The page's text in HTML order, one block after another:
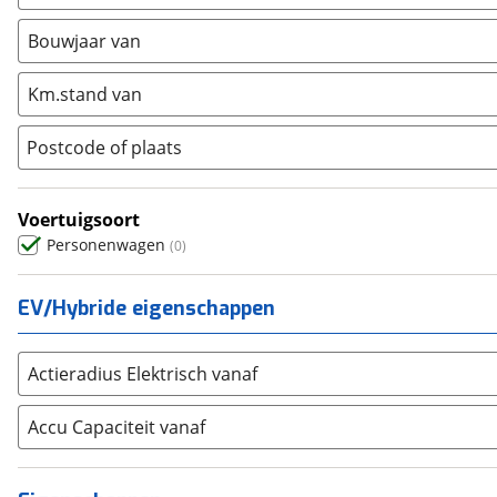
Hyundai (3683
Kia (8435)
Mazda (2794
Mercedes-Benz (6064)
Mini (2379 )
Nissan (2671)
Opel (5735)
Peugeot (6867)
Renault
Seat 2346
Suzuki (2701)
Toyota (8323)
Volkswagen (10180)
Volvo (5840)
Bouwjaar van
Km.stand van
Postcode of plaats
Voertuigsoort
Personenwagen (0)
EV/Hybride eigenschappen
Actieradius Elektrisch vanaf
Accu Capaciteit vanaf